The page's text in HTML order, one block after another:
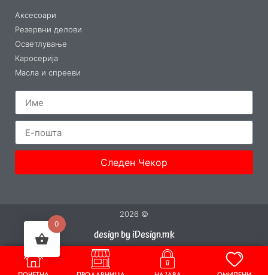
Аксесоари
Резервни делови
Осветлување
Каросерија
Масла и спрееви
Следен Чекор
2026 ©
design by iDesign.mk
0